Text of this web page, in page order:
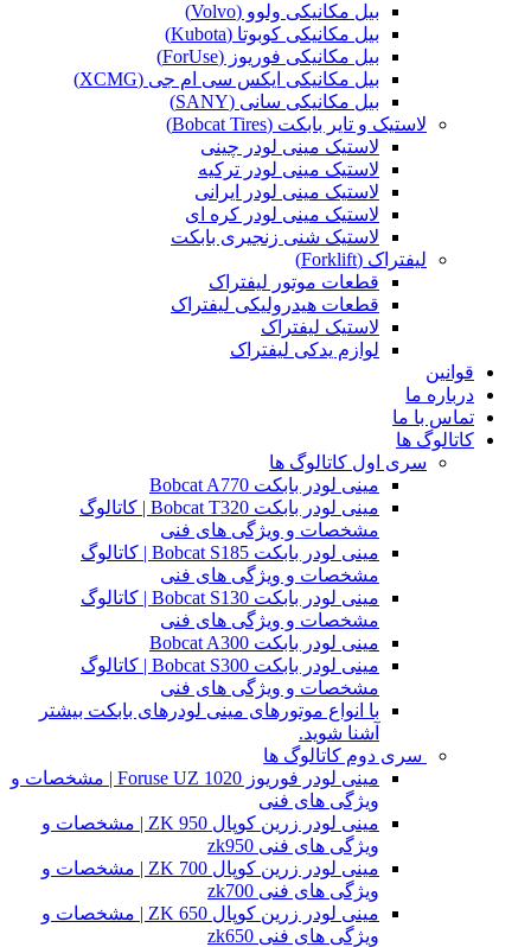
بیل مکانیکی ولوو (Volvo)
بیل مکانیکی کوبوتا (Kubota)
بیل مکانیکی فوریوز (ForUse)
بیل مکانیکی ایکس سی ام جی (XCMG)
بیل مکانیکی سانی (SANY)
لاستیک و تایر بابکت (Bobcat Tires)
لاستیک مینی لودر چینی
لاستیک مینی لودر ترکیه
لاستیک مینی لودر ایرانی
لاستیک مینی لودر کره ای
لاستیک شنی زنجیری بابکت
لیفتراک (Forklift)
قطعات موتور لیفتراک
قطعات هیدرولیکی لیفتراک
لاستیک لیفتراک
لوازم یدکی لیفتراک
قوانین
درباره ما
تماس با ما
کاتالوگ ها
سری اول کاتالوگ ها
مینی لودر بابکت Bobcat A770
مینی لودر بابکت Bobcat T320 | کاتالوگ
مشخصات و ویژگی های فنی
مینی لودر بابکت Bobcat S185 | کاتالوگ
مشخصات و ویژگی های فنی
مینی لودر بابکت Bobcat S130 | کاتالوگ
مشخصات و ویژگی های فنی
مینی لودر بابکت Bobcat A300
مینی لودر بابکت Bobcat S300 | کاتالوگ
مشخصات و ویژگی های فنی
با انواع موتورهای مینی لودرهای بابکت بیشتر
آشنا شوید.
سری دوم کاتالوگ ها
مینی لودر فوریوز Foruse UZ 1020 | مشخصات و
ویژگی های فنی
مینی لودر زرین کوپال ZK 950 | مشخصات و
ویژگی های فنی zk950
مینی لودر زرین کوپال ZK 700 | مشخصات و
ویژگی های فنی zk700
مینی لودر زرین کوپال ZK 650 | مشخصات و
ویژگی های فنی zk650